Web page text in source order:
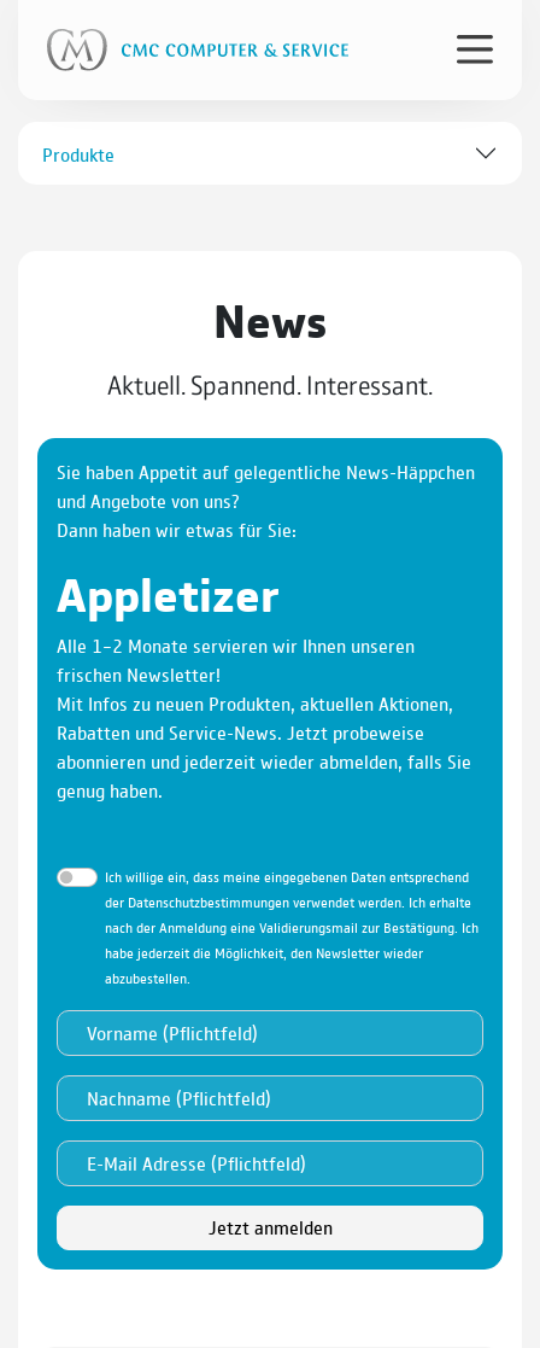
Produkte
News
Aktuell. Spannend. Interessant.
Sie haben Appetit auf gelegentliche News-Häppchen
und Angebote von uns?
Dann haben wir etwas für Sie:
Appletizer
Alle 1–2 Monate servieren wir Ihnen unseren
frischen Newsletter!
Mit Infos zu neuen Produkten, aktuellen Aktionen,
Rabatten und Service-News. Jetzt probeweise
abonnieren und jederzeit wieder abmelden, falls Sie
genug haben.
Ich willige ein, dass meine eingegebenen Daten entsprechend
der Datenschutzbestimmungenverwendet werden. Ich erhalte
nach der Anmeldung eine Validierungsmail zur Bestätigung. Ich
habe jederzeit die Möglichkeit, den Newsletter wieder
abzubestellen.